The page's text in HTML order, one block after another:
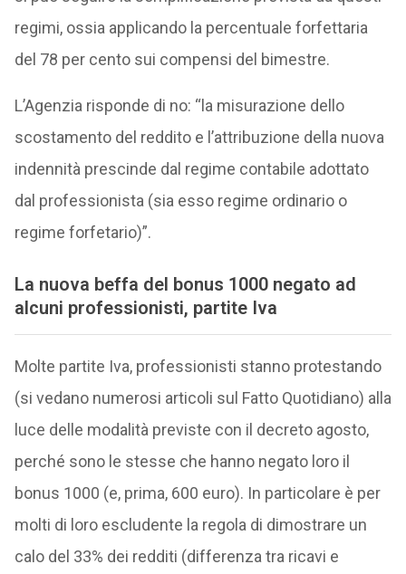
regimi, ossia applicando la percentuale forfettaria
del 78 per cento sui compensi del bimestre.
L’Agenzia risponde di no: “la misurazione dello
scostamento del reddito e l’attribuzione della nuova
indennità prescinde dal regime contabile adottato
dal professionista (sia esso regime ordinario o
regime forfetario)”.
La nuova beffa del bonus 1000 negato ad
alcuni professionisti, partite Iva
Molte partite Iva, professionisti stanno protestando
(si vedano numerosi articoli sul Fatto Quotidiano) alla
luce delle modalità previste con il decreto agosto,
perché sono le stesse che hanno negato loro il
bonus 1000 (e, prima, 600 euro). In particolare è per
molti di loro escludente la regola di dimostrare un
calo del 33% dei redditi (differenza tra ricavi e